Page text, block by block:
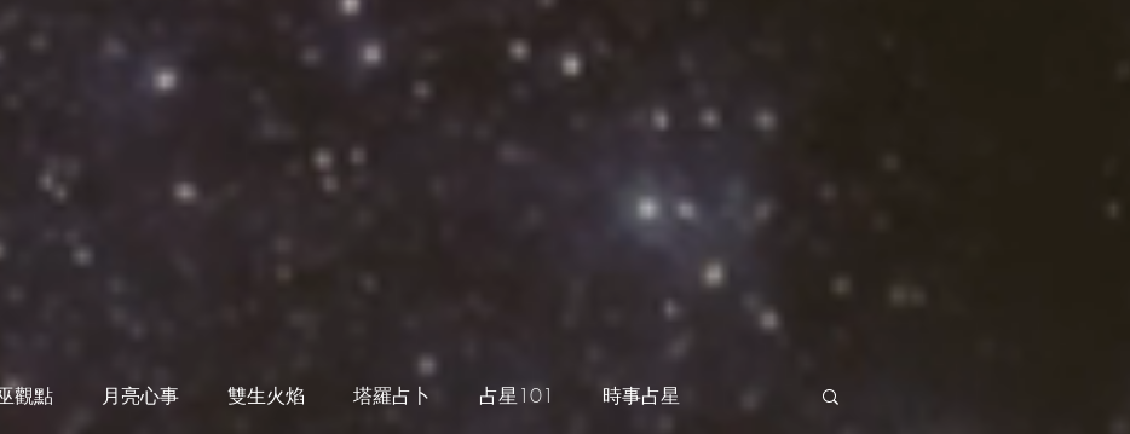
觀點 月亮心事 雙生火焰 塔羅占卜 占星101 時事占星